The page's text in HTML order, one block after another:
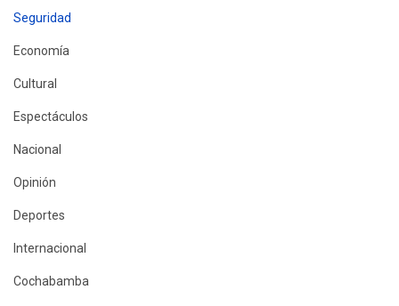
Seguridad
Economía
Cultural
Espectáculos
Nacional
Opinión
Deportes
Internacional
Cochabamba